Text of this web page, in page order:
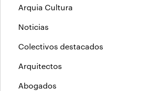
Arquia Cultura
Noticias
Colectivos destacados
Arquitectos
Abogados